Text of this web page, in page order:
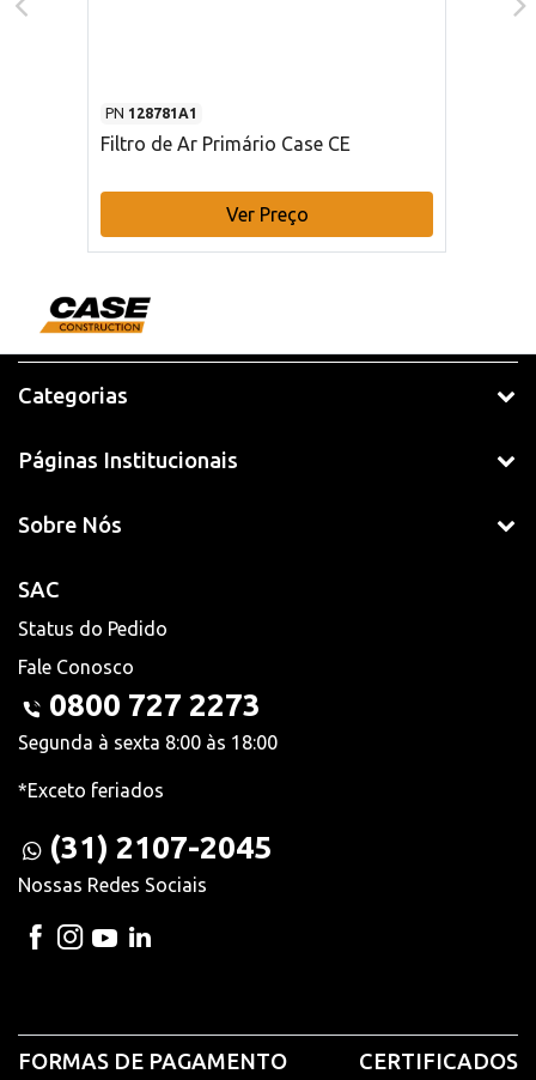
PN 128781A1
Filtro de Ar Primário Case CE
Ver Preço
Categorias
Páginas Institucionais
Sobre Nós
SAC
Status do Pedido
Fale Conosco
0800 727 2273
Segunda à sexta 8:00 às 18:00
*Exceto feriados
(31) 2107-2045
Nossas Redes Sociais
FORMAS DE PAGAMENTO CERTIFICADOS